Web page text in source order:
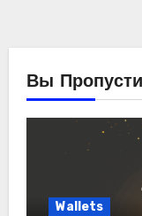
Вы
Wallets